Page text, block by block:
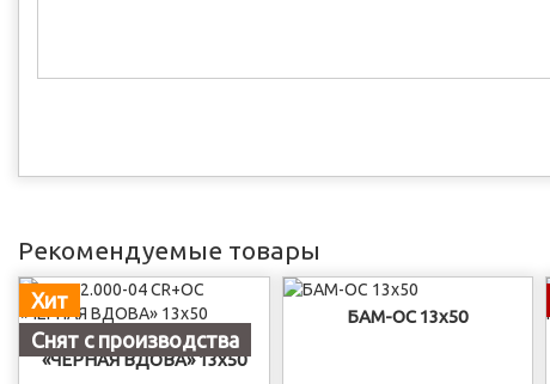
Рекомендуемые товары
Хит
Снят с производства
БАМ-2.000-04 CR+ОС
«ЧЕРНАЯ ВДОВА» 13х50
БАМ-ОС 13х50